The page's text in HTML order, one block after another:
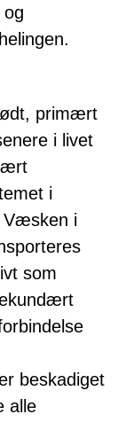
primært
i livet
i
Væsken i
som
beskadiget
alle